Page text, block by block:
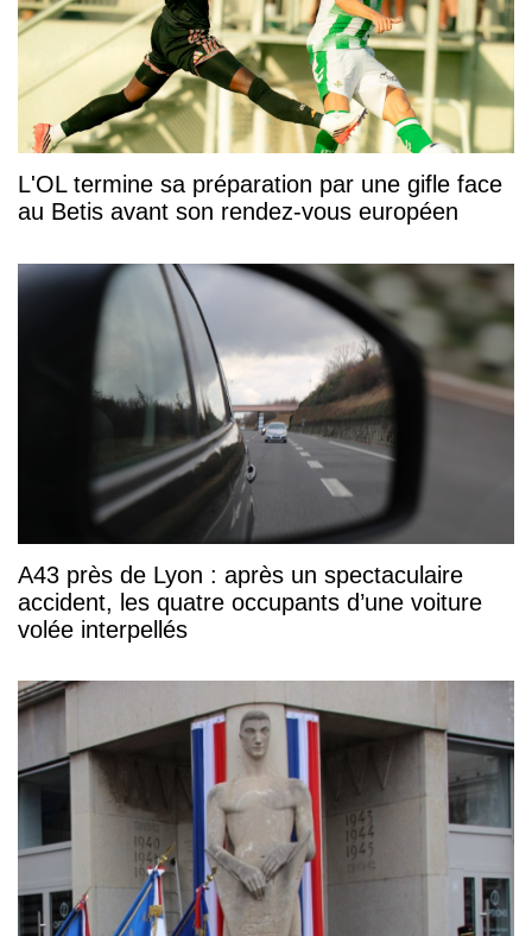
L'OL termine sa préparation par une gifle face
au Betis avant son rendez-vous européen
A43 près de Lyon : après un spectaculaire
accident, les quatre occupants d’une voiture
volée interpellés